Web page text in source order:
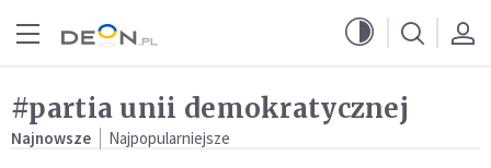
#partia unii demokratycznej
Najnowsze Najpopularniejsze